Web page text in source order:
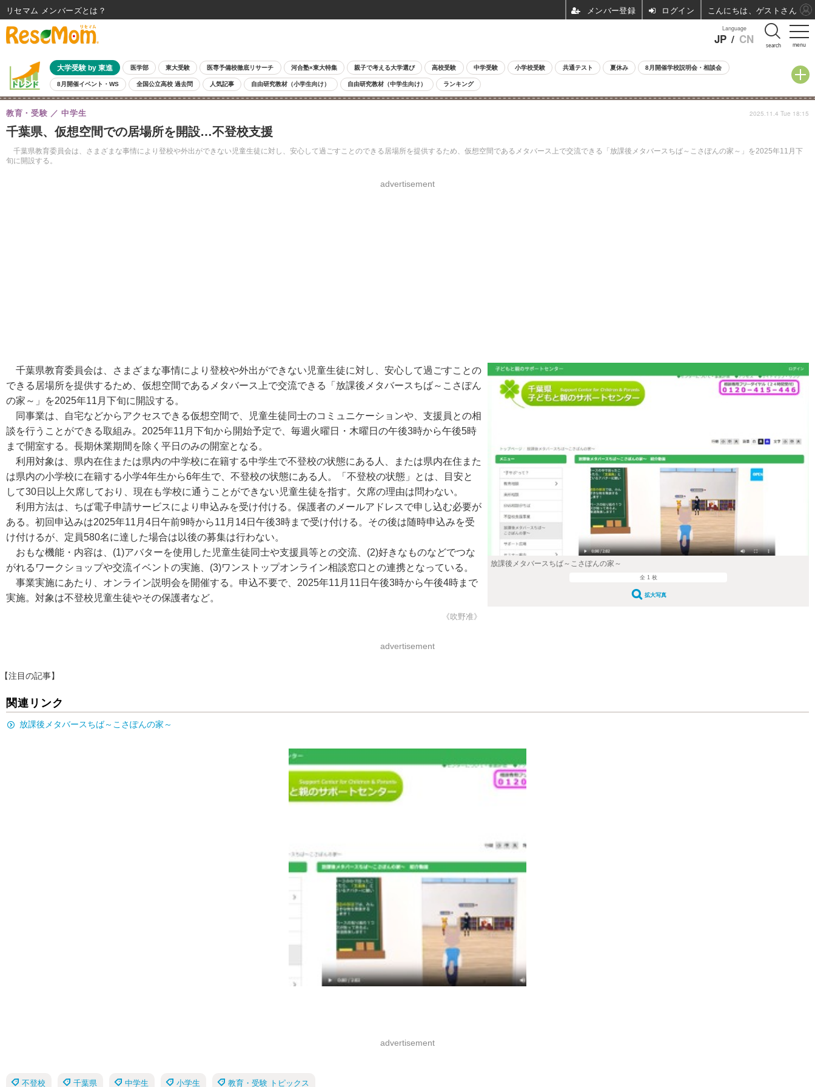
menu
Language
JP / CN search
大学受験 by 東進 医学部 東大受験 医専予備校徹底リサーチ 河合塾×東大特集 親子で考える大学選び 高校受験 中学受験 小学校受験 共通テスト 夏休み 8月開催学校説明会・相談会
8月開催イベント・WS 全国公立高校 過去問 人気記事 自由研究教材（小学生向け） 自由研究教材（中学生向け） ランキング
千葉県、仮想空間での居場所を開設…不登校支援
千葉県教育委員会は、さまざまな事情により登校や外出ができない児童生徒に対し、安心して過ごすことのできる居場所を提供するため、仮想空間であるメタバース上で交流できる「放課後メタバースちば～こさぽんの家～」を2025年11月下
旬に開設する。
教育・受験 中学生
advertisement
2025.11.4 Tue 18:15
放課後メタバースちば～こさぽんの家～
全 1 枚
拡大写真
千葉県教育委員会は、さまざまな事情により登校や外出ができない児童生徒に対し、安心して過ごすことの
できる居場所を提供するため、仮想空間であるメタバース上で交流できる「放課後メタバースちば～こさぽん
の家～」を2025年11月下旬に開設する。
同事業は、自宅などからアクセスできる仮想空間で、児童生徒同士のコミュニケーションや、支援員との相
談を行うことができる取組み。2025年11月下旬から開始予定で、毎週火曜日・木曜日の午後3時から午後5時
まで開室する。長期休業期間を除く平日のみの開室となる。
利用対象は、県内在住または県内の中学校に在籍する中学生で不登校の状態にある人、または県内在住また
は県内の小学校に在籍する小学4年生から6年生で、不登校の状態にある人。「不登校の状態」とは、目安と
して30日以上欠席しており、現在も学校に通うことができない児童生徒を指す。欠席の理由は問わない。
利用方法は、ちば電子申請サービスにより申込みを受け付ける。保護者のメールアドレスで申し込む必要が
ある。初回申込みは2025年11月4日午前9時から11月14日午後3時まで受け付ける。その後は随時申込みを受
け付けるが、定員580名に達した場合は以後の募集は行わない。
おもな機能・内容は、(1)アバターを使用した児童生徒同士や支援員等との交流、(2)好きなものなどでつな
がれるワークショップや交流イベントの実施、(3)ワンストップオンライン相談窓口との連携となっている。
事業実施にあたり、オンライン説明会を開催する。申込不要で、2025年11月11日午後3時から午後4時まで
実施。対象は不登校児童生徒やその保護者など。
《吹野准》
advertisement
【注目の記事】
関連リンク
放課後メタバースちば～こさぽんの家～
advertisement
不登校 千葉県 中学生 小学生 教育・受験 トピックス
リセマム メンバーズ ログイン こんにちは、ゲストさん